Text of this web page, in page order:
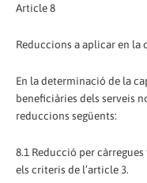
Article 8
Reduccions a aplicar en
En la determinació de la
beneficiàries dels serveis
reduccions següents:
8.1 Reducció per
els criteris de l’article 3.